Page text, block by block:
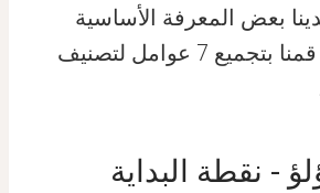
بعض المعرفة الأساسية
حول اللؤلؤ. لقد قمنا بتجميع 7 عوامل لتصنيف